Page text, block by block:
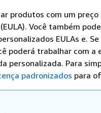
produtos com um
Você também
EULAs e.
poderá trabalhar com a
personalizada. Para
padronizados para